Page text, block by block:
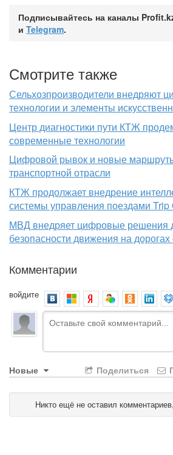
Подписывайтесь на каналы
и Telegram.
Смотрите также
Сельхозпроизводители внедряют
технологии и элементы
Центр диагностики пути КТЖ
современные технологии
Цифровой рывок и новые
транспортной отрасли
КТЖ продолжает внедрение
системы управления поездами Trip
МВД внедряет цифровые решения
безопасности движения на
Комментарии
войдите
Новые Поделиться
Никто ещё не оставил